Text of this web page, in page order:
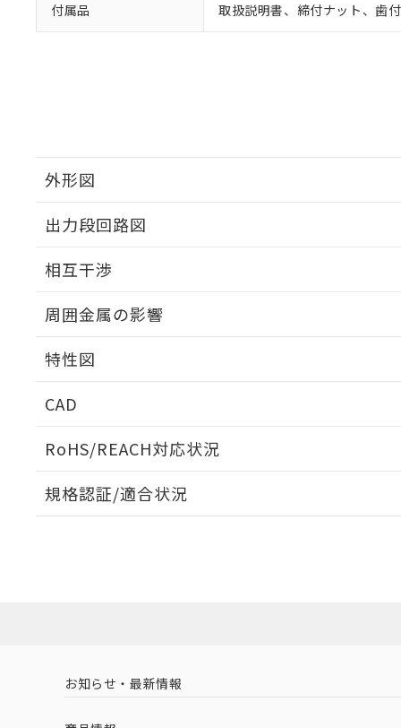
付属品 取扱説明書、締付ナット、歯
外形図
出力段回路図
相互干渉
周囲金属の影響
特性図
CAD
RoHS/REACH対応状況
EU RoHS 注意事項・凡例
中国 RoHS 注意事項・凡例
規格認証/適合状況
（イギリス
（ノルウェー
お知らせ・最新情報